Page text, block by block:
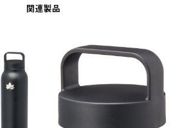
関連製品